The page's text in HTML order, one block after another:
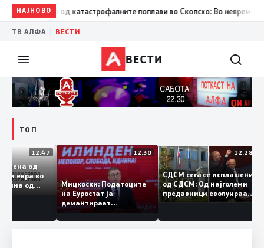
НАЈНОВО
години од катастрофалните поплави во Скопско: Во невремето
ТВ АЛФА ВЕСТИ
ВЕСТИ
ТОП
12:47
размена од
евра во
од
– Македонија
12:30
Мицкоски: Податоците
на Еуростат ја
демантираат
опозицијата
СДСМ сега се
од СДСМ: Од најголеми
предавници еволуираа
во најголеми патриоти